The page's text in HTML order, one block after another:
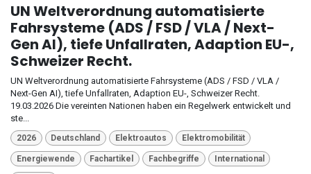
UN Weltverordnung automatisierte
Fahrsysteme (ADS / FSD / VLA / Next-
Gen AI), tiefe Unfallraten, Adaption EU-,
Schweizer Recht.
UN Weltverordnung automatisierte Fahrsysteme (ADS / FSD / VLA /
Next-Gen AI), tiefe Unfallraten, Adaption EU-, Schweizer Recht.
19.03.2026 Die vereinten Nationen haben ein Regelwerk entwickelt und
ste...
2026 Deutschland Elektroautos Elektromobilität
Energiewende Fachartikel Fachbegriffe International